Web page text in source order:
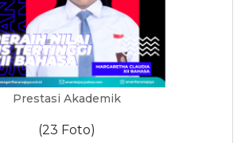
Prestasi Akademik
(23 Foto)